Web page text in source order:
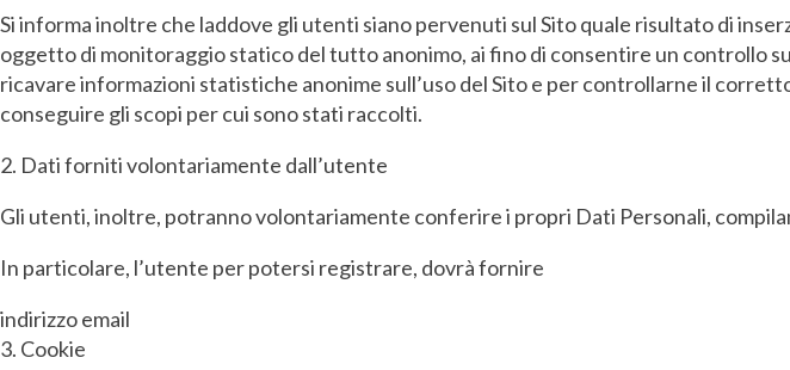
Si informa inoltre che laddove gli utenti siano pervenuti sul Sito quale risultato di
oggetto di monitoraggio statico del tutto anonimo, ai fino di consentire un controllo
ricavare informazioni statistiche anonime sull’uso del Sito e per controllarne il
conseguire gli scopi per cui sono stati raccolti.
2. Dati forniti volontariamente dall’utente
Gli utenti, inoltre, potranno volontariamente conferire i propri Dati Personali,
In particolare, l’utente per potersi registrare, dovrà fornire
indirizzo email
3. Cookie